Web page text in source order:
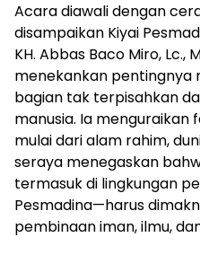
Acara diawali dengan
disampaikan Kiyai
KH. Abbas Baco Miro, Lc.,
menekankan pentingnya
bagian tak terpisahkan
manusia. Ia menguraikan
mulai dari alam rahim,
seraya menegaskan
termasuk di lingkungan
Pesmadina—harus
pembinaan iman, ilmu,